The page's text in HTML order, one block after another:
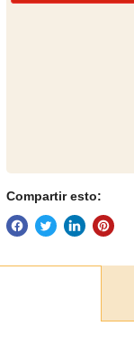
Compartir esto: